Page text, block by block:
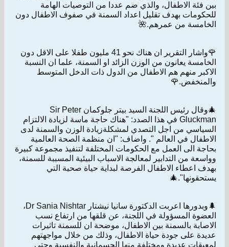
بين فئة الاطفال، والذي ضم عددا من التوصيات الهامة
للحكومات بهدف تقليل اعداد السمنة في صفوف الاطفال دون
الخامسة من عمرهم.🌺
🌹واشار التقرير ان هناك نحو 41 مليون طفلا على الاقل دون
الخامسة يعانون من الوزن الزائد او السمنة، علما ان النسبة
الاكبر منهم هم الاطفال من الدول ذات الدخل المتوسط
والمنخفض.🌹
🎄وقال رئيس اللجنة السيد بيتر جلوكمان Sir Peter
Gluckman في هذا الصدد: "هناك حاجة ماسة لزيادة الالتزام
السياسي من اجل التصدي لمشكلةزيادة الوزن والسمنة لدى
الاطفال في العالم ". واضاف: "ان منظمة الصحة العالمية
بحاجة الى العمل مع الحكومات المختلفة لتنفيذ مجموعة كبيرة
وواسعة من التدابير لمعالجة الاسباب البيئية المسببة للسمنة،
بهدف اعطاء الاطفال الفرصة لبداية حياة صحية التي
يستحقونها".🎄
🌲وبدورها اعربت الدكتورة سانيا نيشتار Dr Sania Nishtar،
العضوة المسؤولة في اللجنة، عن قلقها من ارتفاع نسب
الاصابة بالسمنة بين الاطفال، موضحة ان للسمنة تاثيرات
عديدة على جودة حياة الاطفال، وذلك من خلال مواجهتهم
لمعيقات عديدة ومختلفة منها الجسمانية والنفسية وحتى